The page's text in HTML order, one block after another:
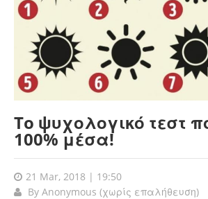
To ψυχολογικό τεστ
100% μέσα!
21 Mar, 2018 | 19:50
By Anonymous (χωρίς επαλήθευση)